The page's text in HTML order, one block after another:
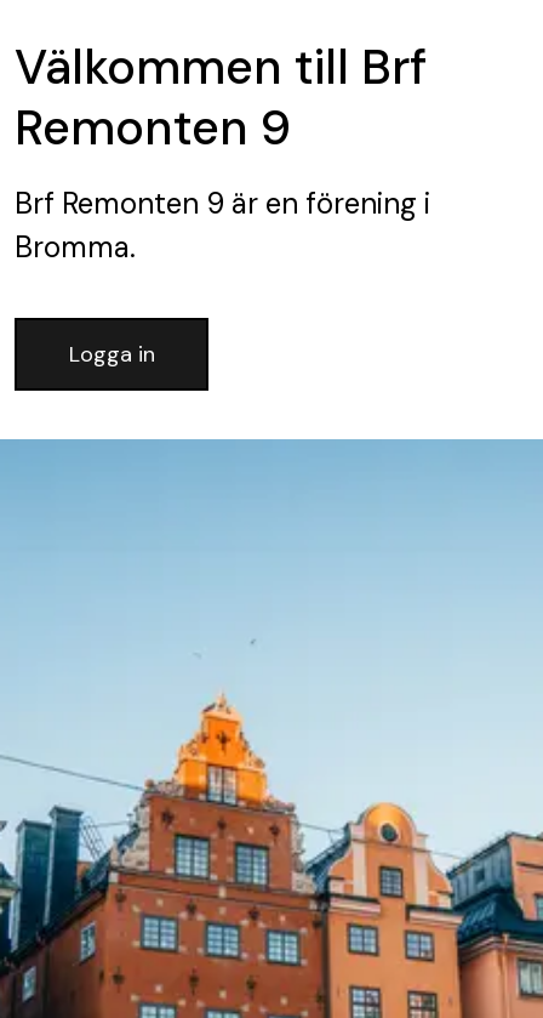
Välkommen till Brf
Remonten 9
Brf Remonten 9 är en förening i
Bromma.
Logga in